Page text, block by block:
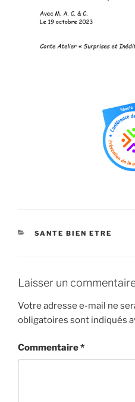
CATÉGORIES
SANTE BIEN ETRE
Laisser un
Votre adresse e-mail ne
obligatoires sont indiqués
Commentaire*